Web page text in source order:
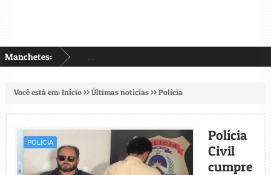
Manchetes:
Você está em:Início>>Últimas notícias>>Polícia
POLÍCIA
Polícia
Civil
cumpre